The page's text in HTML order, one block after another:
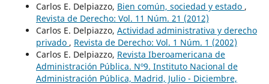
Carlos E. Delpiazzo, Bien común, sociedad y estado ,
Revista de Derecho: Vol. 11 Núm. 21 (2012)
Carlos E. Delpiazzo, Actividad administrativa y derecho
privado , Revista de Derecho: Vol. 1 Núm. 1 (2002)
Carlos E. Delpiazzo, Revista Iberoamericana de
Administración Pública. Nº9. Instituto Nacional de
Administración Pública, Madrid, Julio - Diciembre,